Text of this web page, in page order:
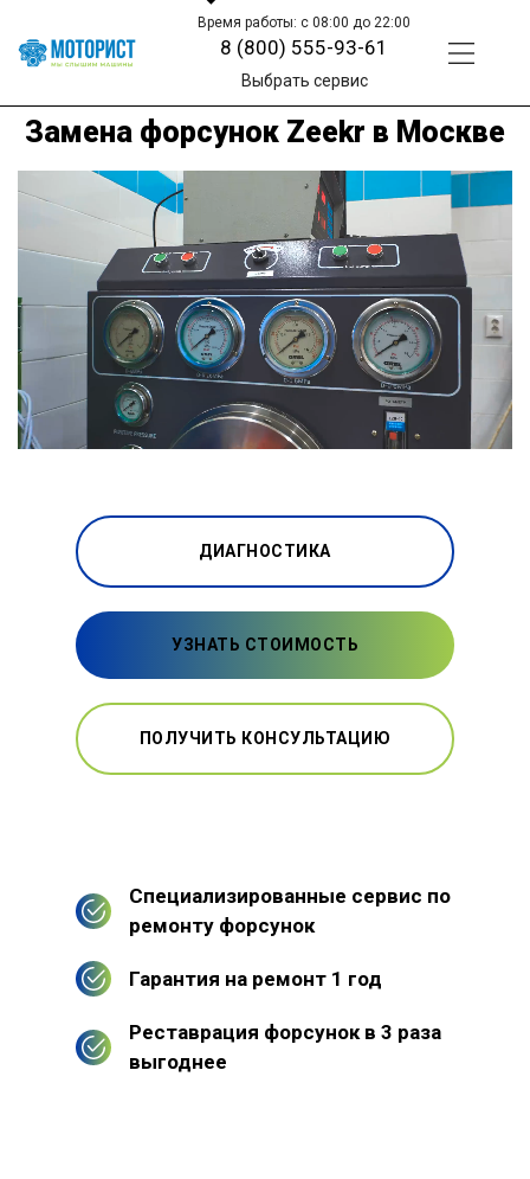
Время работы: с 08:00 до 22:00
8 (800) 555-93-61
Выбрать сервис
Замена форсунок Zeekr в Москве
ДИАГНОСТИКА
УЗНАТЬ СТОИМОСТЬ
ПОЛУЧИТЬ КОНСУЛЬТАЦИЮ
Специализированные сервис по
ремонту форсунок
Гарантия на ремонт 1 год
Реставрация форсунок в 3 раза
выгоднее